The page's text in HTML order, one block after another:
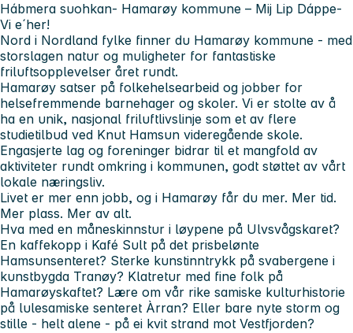
Hábmera suohkan- Hamarøy kommune – Mij Lip Dáppe-
Vi e´her!
Nord i Nordland fylke finner du Hamarøy kommune - med
storslagen natur og muligheter for fantastiske
friluftsopplevelser året rundt.
Hamarøy satser på folkehelsearbeid og jobber for
helsefremmende barnehager og skoler. Vi er stolte av å
ha en unik, nasjonal friluftlivslinje som et av flere
studietilbud ved Knut Hamsun videregående skole.
Engasjerte lag og foreninger bidrar til et mangfold av
aktiviteter rundt omkring i kommunen, godt støttet av vårt
lokale næringsliv.
Livet er mer enn jobb, og i Hamarøy får du mer. Mer tid.
Mer plass. Mer av alt.
Hva med en måneskinnstur i løypene på Ulvsvågskaret?
En kaffekopp i Kafé Sult på det prisbelønte
Hamsunsenteret? Sterke kunstinntrykk på svabergene i
kunstbygda Tranøy? Klatretur med fine folk på
Hamarøyskaftet? Lære om vår rike samiske kulturhistorie
på lulesamiske senteret Àrran? Eller bare nyte storm og
stille - helt alene - på ei kvit strand mot Vestfjorden?